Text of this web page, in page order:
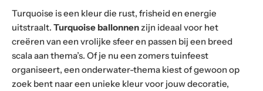
Turquoise is een kleur die rust, frisheid en energie
uitstraalt. Turquoise ballonnenzijn ideaal voor het
creëren van een vrolijke sfeer en passen bij een breed
scala aan thema’s. Of je nu een zomers tuinfeest
organiseert, een onderwater-thema kiest of gewoon op
zoek bent naar een unieke kleur voor jouw decoratie,